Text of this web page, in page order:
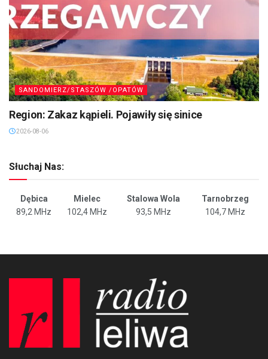
SANDOMIERZ/STASZÓW /OPATÓW
Region: Zakaz kąpieli. Pojawiły się sinice
2026-08-06
Słuchaj Nas:
Dębica Mielec Stalowa Wola
Tarnobrzeg
89,2 MHz
102,4 MHz 93,5 MHz 104,7 MHz